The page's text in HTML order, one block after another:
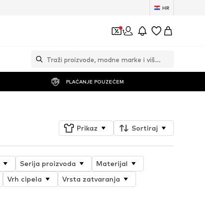
HR
1
PLAĆANJE POUZEĆEM
Prikaz Sortiraj
Serija proizvoda
Materijal
Vrh cipela
Vrsta zatvaranja